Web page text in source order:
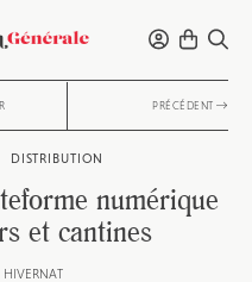
PRÉCÉDENT
DISTRIBUTION
numérique
et cantines
HIVERNAT